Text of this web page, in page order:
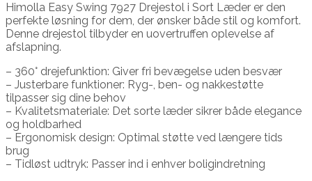
Himolla Easy Swing 7927 Drejestol i Sort Læder er den
perfekte løsning for dem, der ønsker både stil og komfort.
Denne drejestol tilbyder en uovertruffen oplevelse af
afslapning.
– 360° drejefunktion: Giver fri bevægelse uden besvær
– Justerbare funktioner: Ryg-, ben- og nakkestøtte
tilpasser sig dine behov
– Kvalitetsmateriale: Det sorte læder sikrer både elegance
og holdbarhed
– Ergonomisk design: Optimal støtte ved længere tids
brug
– Tidløst udtryk: Passer ind i enhver boligindretning